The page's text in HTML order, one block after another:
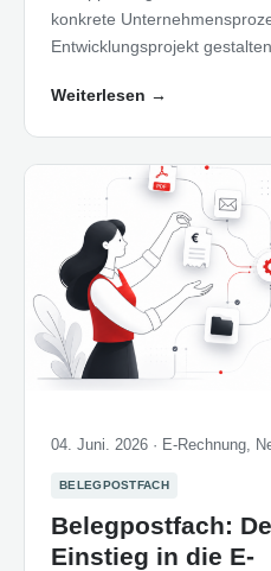
konkrete
Entwicklungsprojekt
Weiterlesen →
04. Juni. 2026 · E-Rechnung,
BELEGPOSTFACH
Belegpostfach:
Einstieg in die E-